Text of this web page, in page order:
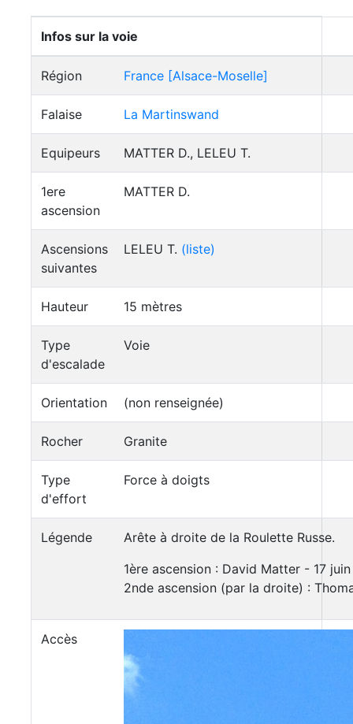
Infos sur la voie
Région France [Alsace-Moselle]
Falaise La Martinswand
Equipeurs MATTER D., LELEU T.
1ere
ascension
MATTER D.
Ascensions
suivantes
LELEU T. (liste)
Hauteur 15 mètres
Type
d'escalade
Voie
Orientation (non renseignée)
Rocher Granite
Type
d'effort
Force à doigts
Légende
Arête à droite de la Roulette Russe.
1ère ascension : David Matter - 17
2nde ascension (par la droite) :
Accès